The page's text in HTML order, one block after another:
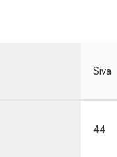
Siva
44